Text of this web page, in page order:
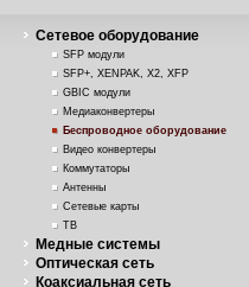
Cетевое оборудование
SFP модули
SFP+, XENPAK, X2, XFP
GBIC модули
Медиаконвертеры
Беспроводное оборудование
Видео конвертеры
Коммутаторы
Антенны
Сетевые карты
ТВ
Медные системы
Оптическая сеть
Коаксиальная сеть